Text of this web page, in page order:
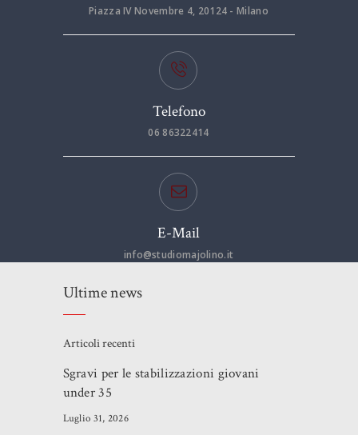
Piazza IV Novembre 4, 20124 - Milano
Telefono
06 86322414
E-Mail
info@studiomajolino.it
Ultime news
Articoli recenti
Sgravi per le stabilizzazioni giovani
under 35
Luglio 31, 2026